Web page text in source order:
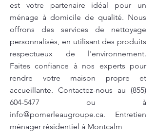
est votre partenaire idéal pour un
ménage à domicile de qualité. Nous
offrons des services de nettoyage
personnalisés, en utilisant des produits
respectueux de l'environnement.
Faites confiance à nos experts pour
rendre votre maison propre et
accueillante. Contactez-nous au (855)
604-5477 ou à
info@pomerleaugroupe.ca. Entretien
ménager résidentiel à Montcalm